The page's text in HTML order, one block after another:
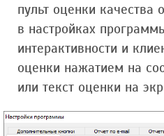
пульт оценки качества
в настройках
интерактивности и
оценки нажатием на
или текст оценки на